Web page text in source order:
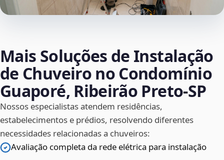
Mais Soluções de Instalação
de Chuveiro no Condomínio
Guaporé, Ribeirão Preto‑SP
Nossos especialistas atendem residências,
estabelecimentos e prédios, resolvendo diferentes
necessidades relacionadas a chuveiros:
Avaliação completa da rede elétrica para instalação